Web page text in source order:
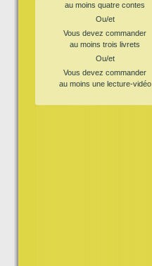
au moins quatre contes
Ou/et
Vous devez commander
au moins trois livrets
Ou/et
Vous devez commander
au moins une lecture-vidéo